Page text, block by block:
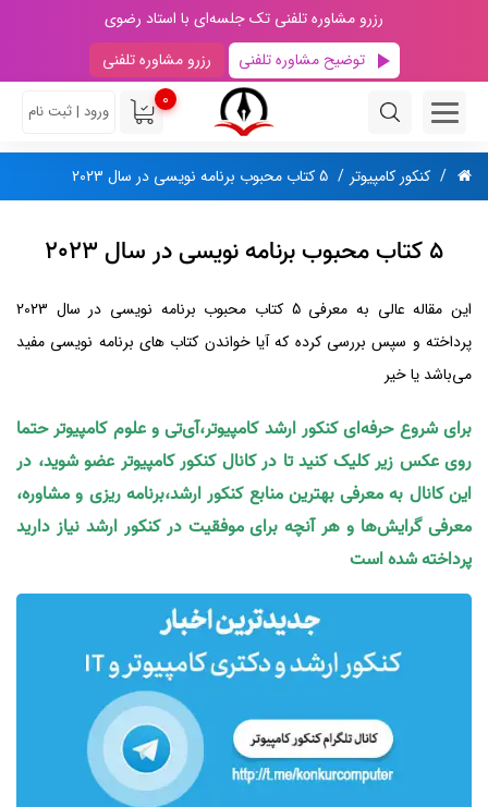
رزرو مشاوره تلفنی تک جلسه‌ای با استاد رضوی
توضیح مشاوره تلفنی
رزرو مشاوره تلفنی
0
ورود | ثبت نام
کنکور کامپیوتر 5 کتاب محبوب برنامه نویسی در سال 2023
5 کتاب محبوب برنامه نویسی در سال 2023
این مقاله عالی به معرفی 5 کتاب محبوب برنامه نویسی در سال 2023
پرداخته و سپس بررسی کرده که آیا خواندن کتاب های برنامه نویسی مفید
می‌باشد یا خیر
برای شروع حرفه‌ای کنکور ارشد کامپیوتر،آی‌تی و علوم کامپیوتر حتما
روی عکس زیر کلیک کنید تا در کانال کنکور کامپیوتر عضو شوید، در
این کانال به معرفی بهترین منابع کنکور ارشد،برنامه ریزی و مشاوره،
معرفی گرایش‌ها و هر آنچه برای موفقیت در کنکور ارشد نیاز دارید
پرداخته شده است